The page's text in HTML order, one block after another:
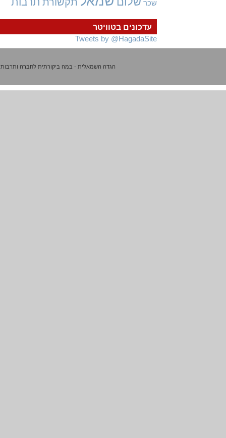
עדכונים בטוויטר
Tweets by @HagadaSite
שכר
הגדה השמאלית - במה ביקורתית לחברה ותרבות